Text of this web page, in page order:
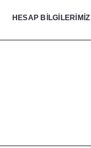
HESAP BİLGİLERİMİZ